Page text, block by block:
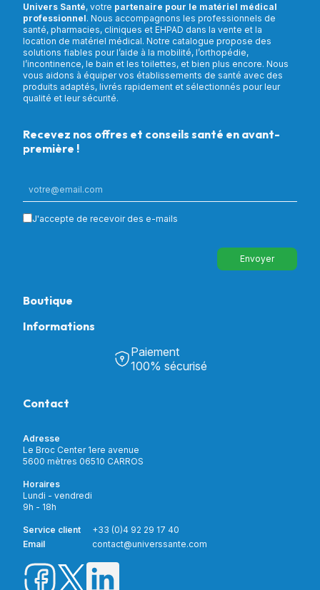
Univers Santé, votre partenaire pour le matériel médical
professionnel. Nous accompagnons les professionnels de
santé, pharmacies, cliniques et EHPAD dans la vente et la
location de matériel médical. Notre catalogue propose des
solutions fiables pour l’aide à la mobilité, l’orthopédie,
l’incontinence, le bain et les toilettes, et bien plus encore. Nous
vous aidons à équiper vos établissements de santé avec des
produits adaptés, livrés rapidement et sélectionnés pour leur
qualité et leur sécurité.
Recevez nos offres et conseils santé en avant-
première !
J'accepte de recevoir des e-mails
Envoyer
Boutique
Puériculture
Incontinence
Soins & Diagnostic
Aide à la mobilité
Matériel de location
Nouveautés
Promotions
Prix barrés
Informations
Découvrir Univers Santé
Notre catalogue
Mon compte
Livraison et paiement
Paiement
100% sécurisé
Contact
Adresse
Le Broc Center 1ere avenue
5600 mètres 06510 CARROS
Horaires
Lundi - vendredi
9h - 18h
Service client
+33 (0)4 92 29 17 40
Email
contact@universsante.com